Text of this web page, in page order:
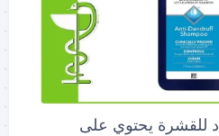
للقشرة يحتوي على